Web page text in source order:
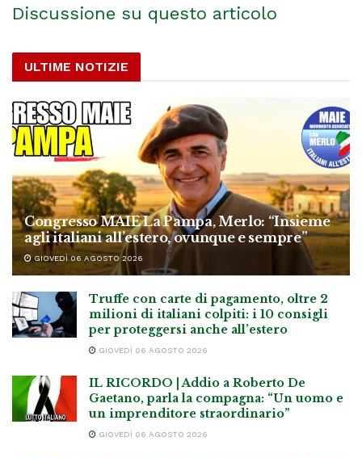
Discussione su questo articolo
ULTIME NOTIZIE
Congresso MAIE La Pampa, Merlo: “Insieme
agli italiani all’estero, ovunque e sempre”
GIOVEDÌ 06 AGOSTO 2026
Truffe con carte di pagamento, oltre 2
milioni di italiani colpiti: i 10 consigli
per proteggersi anche all’estero
GIOVEDÌ 06 AGOSTO 2026
IL RICORDO | Addio a Roberto De
Gaetano, parla la compagna: “Un uomo e
un imprenditore straordinario”
GIOVEDÌ 06 AGOSTO 2026